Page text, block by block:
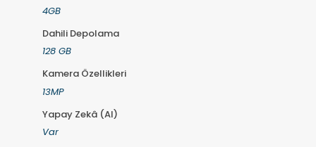
4GB
Dahili Depolama
128 GB
Kamera Özellikleri
13MP
Yapay Zekâ (AI)
Var